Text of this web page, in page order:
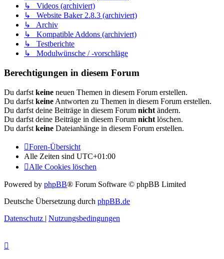
↳ Videos (archiviert)
↳ Website Baker 2.8.3 (archiviert)
↳ Archiv
↳ Kompatible Addons (archiviert)
↳ Testberichte
↳ Modulwünsche / -vorschläge
Berechtigungen in diesem Forum
Du darfst keine neuen Themen in diesem Forum erstellen.
Du darfst keine Antworten zu Themen in diesem Forum erstellen.
Du darfst deine Beiträge in diesem Forum nicht ändern.
Du darfst deine Beiträge in diesem Forum nicht löschen.
Du darfst keine Dateianhänge in diesem Forum erstellen.
Foren-Übersicht
Alle Zeiten sind UTC+01:00
Alle Cookies löschen
Powered by phpBB® Forum Software © phpBB Limited
Deutsche Übersetzung durch phpBB.de
Datenschutz | Nutzungsbedingungen